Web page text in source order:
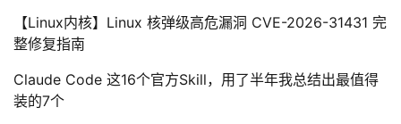
【Linux内核】Linux 核弹级高危漏洞 CVE-2026-31431 完
整修复指南
Claude Code 这16个官方Skill，用了半年我总结出最值得
装的7个